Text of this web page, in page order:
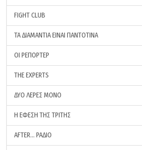
FIGHT CLUB
ΤΑ ΔΙΑΜΑΝΤΙΑ ΕΙΝΑΙ ΠΑΝΤΟΤΙΝΑ
ΟΙ ΡΕΠΟΡΤΕΡ
THE EXPERTS
ΔΥΟ ΛΕΡΕΣ ΜΟΝΟ
Η ΕΦΕΣΗ ΤΗΣ ΤΡΙΤΗΣ
AFTER… ΡΑΔΙΟ